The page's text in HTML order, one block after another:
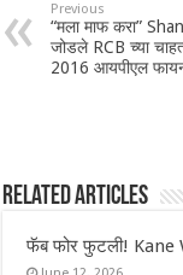
Previous
“मला माफ करा”
जोडले RCB च्या
2016 आयपीएल
Related Articles
फॅब फोर फुटली! Kane